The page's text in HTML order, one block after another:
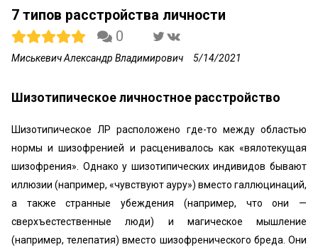
7 типов расстройства личности
0
Миськевич Александр Владимирович 5/14/2021
Шизотипическое личностное расстройство
Шизотипическое ЛР расположено где-то между областью
нормы и шизофренией и расценивалось как «вялотекущая
шизофрения». Однако у шизотипических индивидов бывают
иллюзии (например, «чувствуют ауру») вместо галлюцинаций,
а также странные убеждения (например, что они —
сверхъестественные люди) и магическое мышление
(например, телепатия) вместо шизофренического бреда. Они